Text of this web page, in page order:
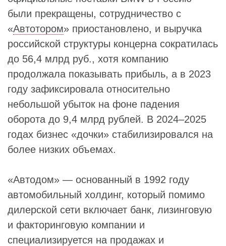
были прекращены, сотрудничество с
«Автотором» приостановлено, и выручка
российской структуры концерна сократилась
до 56,4 млрд руб., хотя компанию
продолжала показывать прибыль, а в 2023
году зафиксировала относительно
небольшой убыток на фоне падения
оборота до 9,4 млрд рублей. В 2024–2025
годах бизнес «дочки» стабилизировался на
более низких объемах.
«Автодом» — основанный в 1992 году
автомобильный холдинг, который помимо
дилерской сети включает банк, лизинговую
и факторинговую компании и
специализируется на продажах и